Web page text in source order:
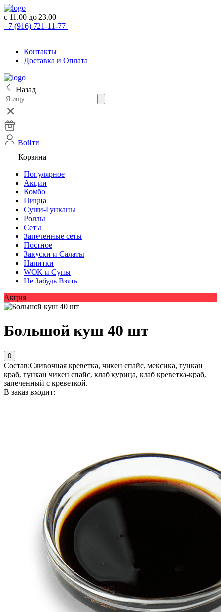
с 11.00 до 23.00
+7 (916) 721-11-77
Контакты
Доставка и Оплата
Назад
Войти
Корзина
Популярное
Акции
Комбо
Пицца
Суши-Гунканы
Роллы
Сеты
Запеченные сеты
Постное
Закуски и Салаты
Напитки
WOK и Супы
Не Забудь Взять
Акция
Большой куш 40 шт
0
Состав:Сливочная креветка, чикен спайс, мексика, гункан
краб, гункан чикен спайс, клаб курица, клаб креветка-краб,
запеченный с креветкой.
В заказ входит: